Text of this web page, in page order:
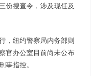
份搜查令，涉及现任及
，纽约警察局内务部则
官办公室目前尚未公布
事指控。